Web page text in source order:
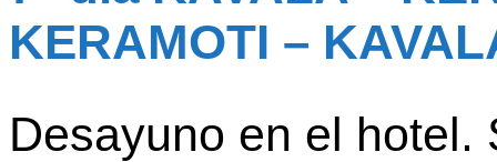
KERAMOTI –
Desayuno en el hotel.